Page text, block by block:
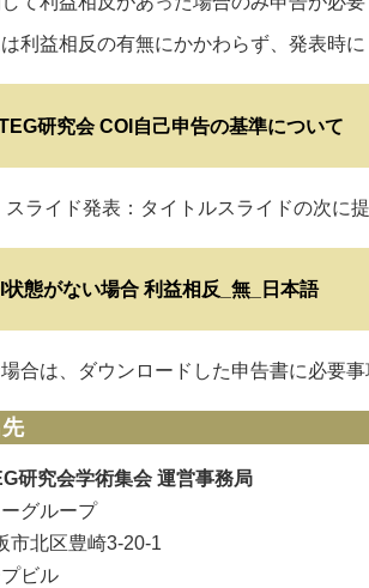
利益相反の有無にかかわらず、発表時
研究会 COI自己申告の基準について
スライド発表：タイトルスライドの次に
状態がない場合 利益相反_無_日本語
合は、ダウンロードした申告書に必要
研究会学術集会 運営事務局
グループ
市北区豊崎3-20-1
ビル